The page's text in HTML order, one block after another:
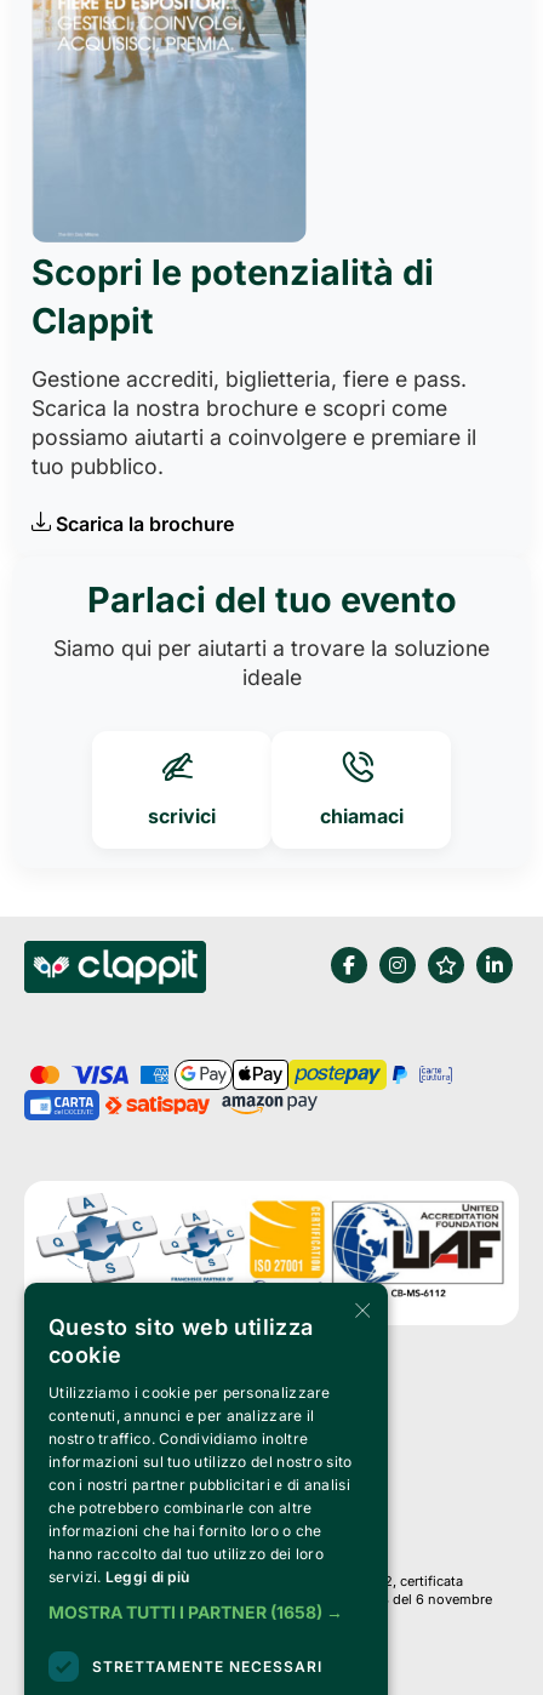
Scopri le potenzialità di
Clappit
Gestione accrediti, biglietteria, fiere e pass.
Scarica la nostra brochure e scopri come
possiamo aiutarti a coinvolgere e premiare il
tuo pubblico.
Scarica la brochure
Parlaci del tuo evento
Siamo qui per aiutarti a trovare la soluzione
ideale
scrivici chiamaci
Clappit è un marchio di proprietà di:
Bemils Srl
a Socio Unico
Via Fosse Ardeatine, 4 -20092 Cinisello Balsamo (MI)
PI 05589050961
Iscr. C.C.I.A.A. Milano R.E.A. 1833471
© 2010-2025 Bemils Srl - Tutti i diritti riservati
Credits:
Clappit è basato sulla piattaforma di biglietteria Belive 6.2, certificata
dall’Agenzia delle Entrate con protocollo n. 2025/445474 del 6 novembre
2025.
Su Clappit i tuoi acquisti ed i tuoi dati
sono sicuri e protetti da un certificato SSL
con crittografia a 128 bit.
×
Questo sito web utilizza
cookie
Utilizziamo i cookie per personalizzare
contenuti, annunci e per analizzare il
nostro traffico. Condividiamo inoltre
informazioni sul tuo utilizzo del nostro sito
con i nostri partner pubblicitari e di analisi
che potrebbero combinarle con altre
informazioni che hai fornito loro o che
hanno raccolto dal tuo utilizzo dei loro
servizi. Leggi di più
MOSTRA TUTTI I PARTNER (1658) →
STRETTAMENTE NECESSARI